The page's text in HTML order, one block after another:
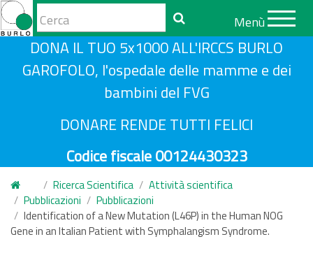
Form
di
ricerca
Cerca
DONA IL TUO 5x1000 ALL'IRCCS BURLO
GAROFOLO, l'ospedale delle mamme e dei
bambini del FVG
DONARE RENDE TUTTI FELICI
Codice fiscale 00124430323
Menù
Ricerca Scientifica
Attività scientifica
Pubblicazioni
Pubblicazioni
Identification of a New Mutation (L46P) in the Human NOG
Gene in an Italian Patient with Symphalangism Syndrome.